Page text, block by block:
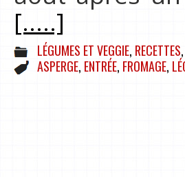
[.....]
LÉGUMES ET VEGGIE, RECETTES,
ASPERGE, ENTRÉE, FROMAGE,